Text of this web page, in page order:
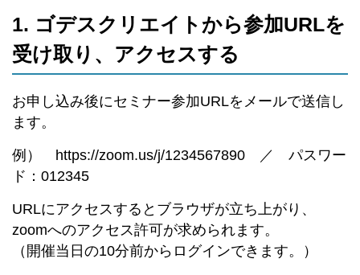
1. ゴデスクリエイトから参加URLを
受け取り、アクセスする
お申し込み後にセミナー参加URLをメールで送信し
ます。
例） https://zoom.us/j/1234567890 ／ パスワー
ド：012345
URLにアクセスするとブラウザが立ち上がり、
zoomへのアクセス許可が求められます。
（開催当日の10分前からログインできます。）